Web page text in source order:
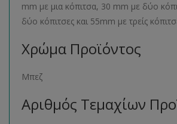
mm με μια κόπιτσα, 30 mm με δύο
δύο κόπιτσες και 55mm με τρείς
Χρώμα Προϊόντος
Μπεζ
Αριθμός Τεμαχίων